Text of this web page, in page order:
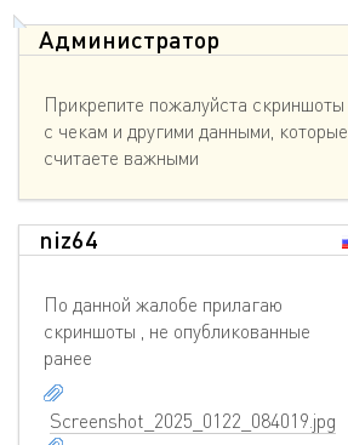
Администратор
Прикрепите пожалуйста скриншоты
с чекам и другими данными, которые
считаете важными
niz64
По данной жалобе прилагаю
скриншоты , не опубликованные
ранее
Screenshot_2025_0122_084019.jpg